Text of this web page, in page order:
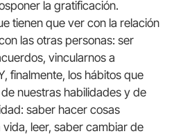
la gratificación.
tienen que ver con la relación
las otras personas: ser
vincularnos a
finalmente, los hábitos que
nuestras habilidades y de
saber hacer cosas
leer, saber cambiar de